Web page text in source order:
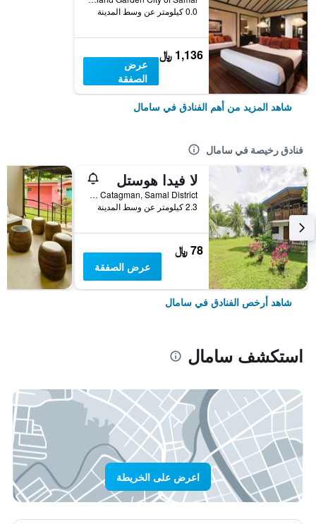
0.0 كيلومتر عن وسط المدينة
1,136 ﷼
عرض
الصفقة
شاهد المزيد من أهم الفنادق في سامال
فنادق رخيصة في سامال
لا فيدا هوستل
Barangay Catagman, Samal District, سامال, الفلبين
2.3 كيلومتر عن وسط المدينة
78 ﷼
عرض الصفقة
شاهد أرخص الفنادق في سامال
استكشف سامال
اعرض على الخريطة